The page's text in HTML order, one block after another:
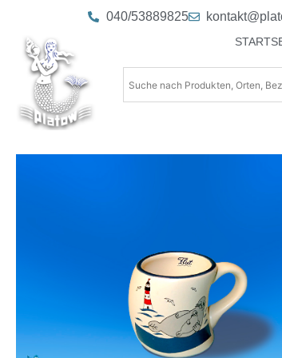
040/53889825